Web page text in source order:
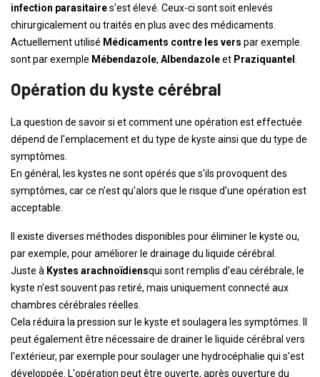
infection parasitaires'est élevé. Ceux-ci sont soit enlevés
chirurgicalement ou traités en plus avec des médicaments.
Actuellement utilisé Médicaments contre les vers par exemple.
sont par exemple Mébendazole, Albendazoleet Praziquantel
Opération du kyste cérébral
La question de savoir si et comment une opération est effectuée
dépend de l'emplacement et du type de kyste ainsi que du type de
symptômes.
En général, les kystes ne sont opérés que s'ils provoquent des
symptômes, car ce n'est qu'alors que le risque d'une opération est
acceptable.
Il existe diverses méthodes disponibles pour éliminer le kyste ou,
par exemple, pour améliorer le drainage du liquide cérébral.
Juste à Kystes arachnoïdiensqui sont remplis d'eau cérébrale, le
kyste n'est souvent pas retiré, mais uniquement connecté aux
chambres cérébrales réelles.
Cela réduira la pression sur le kyste et soulagera les symptômes. Il
peut également être nécessaire de drainer le liquide cérébral vers
l'extérieur, par exemple pour soulager une hydrocéphalie qui s'est
développée. L'opération peut être ouverte, après ouverture du